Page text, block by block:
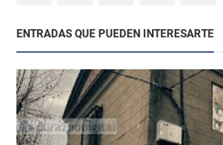
ENTRADAS QUE PUEDEN INTERESARTE